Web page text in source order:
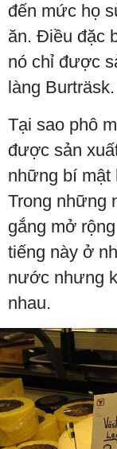
đến mức họ
ăn. Điều đặc
nó chỉ được
làng Burträsk.
Tại sao phô
được sản
những bí mật
Trong những
gắng mở
tiếng này ở
nước nhưng
nhau.